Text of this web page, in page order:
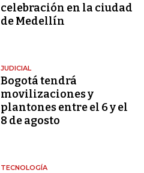
celebración en la ciudad
de Medellín
JUDICIAL
Bogotá tendrá
movilizaciones y
plantones entre el 6 y el
8 de agosto
TECNOLOGÍA